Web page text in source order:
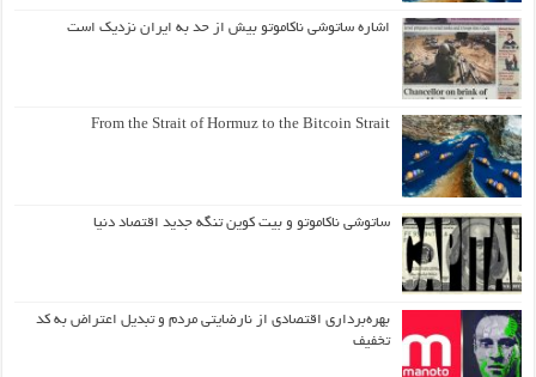
اشاره ساتوشی ناکاموتو بیش از حد به ایران نزدیک است
From the Strait of Hormuz to the Bitcoin Strait
ساتوشی ناکاموتو و بیت کوین تنگه جدید اقتصاد دنیا
بهره‌برداری اقتصادی از نارضایتی مردم و تبدیل اعتراض به کد
تخفیف